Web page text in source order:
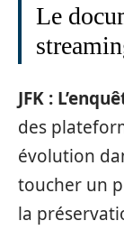
Le
JFK :
des
évolution
toucher un
la